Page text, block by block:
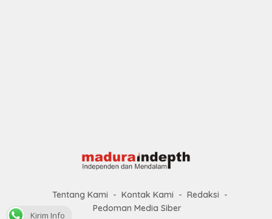
Tentang Kami Kontak Kami
Redaksi
Pedoman Media Siber
Kirim Info